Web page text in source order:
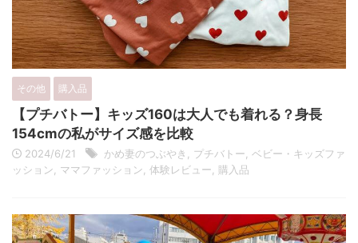
その他 購入品
【プチバトー】キッズ160は大人でも着れる？身長
154cmの私がサイズ感を比較
2024/6/21 かめ妻のつぶやき プチバトー ベビー・キッズファ
ッション
ママファッション 体験レビュー 購入品